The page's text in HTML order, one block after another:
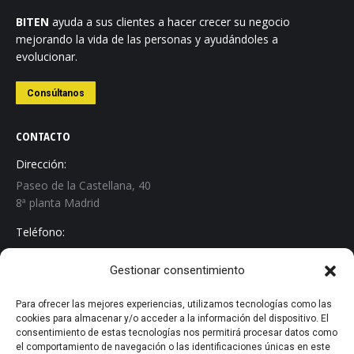
Gestionar consentimiento
Para ofrecer las mejores experiencias, utilizamos tecnologías como las
cookies para almacenar y/o acceder a la información del dispositivo. El
consentimiento de estas tecnologías nos permitirá procesar datos como
el comportamiento de navegación o las identificaciones únicas en este
BITEN ayuda a sus clientes a hacer crecer su negocio
mejorando la vida de las personas y ayudándoles a
evolucionar.
Consúltanos
CONTACTO
Dirección:
Paseo de la Castellana, 40
8ª planta Madrid
Teléfono:
+34 913 267 529
info@biten.es
Encuéntranos en:
Linkedin